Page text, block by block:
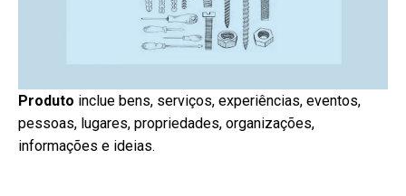
Produto inclue bens, serviços, experiências, eventos,
pessoas, lugares, propriedades, organizações,
informações e ideias.